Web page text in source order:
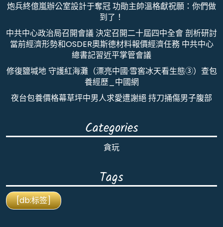
炮兵終億嵐辦公室設計于奪冠 功勛主帥溫格獻祝願：你們做
到了！
中共中心政治局召開會議 決定召開二十屆四中全會 剖析研討
當前經濟形勢和OSDER奧斯德材料報價經濟任務 中共中心
總書記習近平掌管會議
修復鹽堿地 守護紅海灘（漂亮中國·雪窖冰天看生態③）查包
養經歷_中國網
夜台包養價格幕草坪中男人求愛遭謝絕 持刀捅傷男子腹部
Categories
貪玩
Tags
[db:标签]